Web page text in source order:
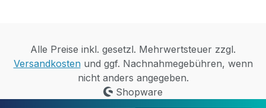
Alle Preise inkl. gesetzl. Mehrwertsteuer zzgl.
Versandkostenund ggf. Nachnahmegebühren, wenn
nicht anders angegeben.
Shopware